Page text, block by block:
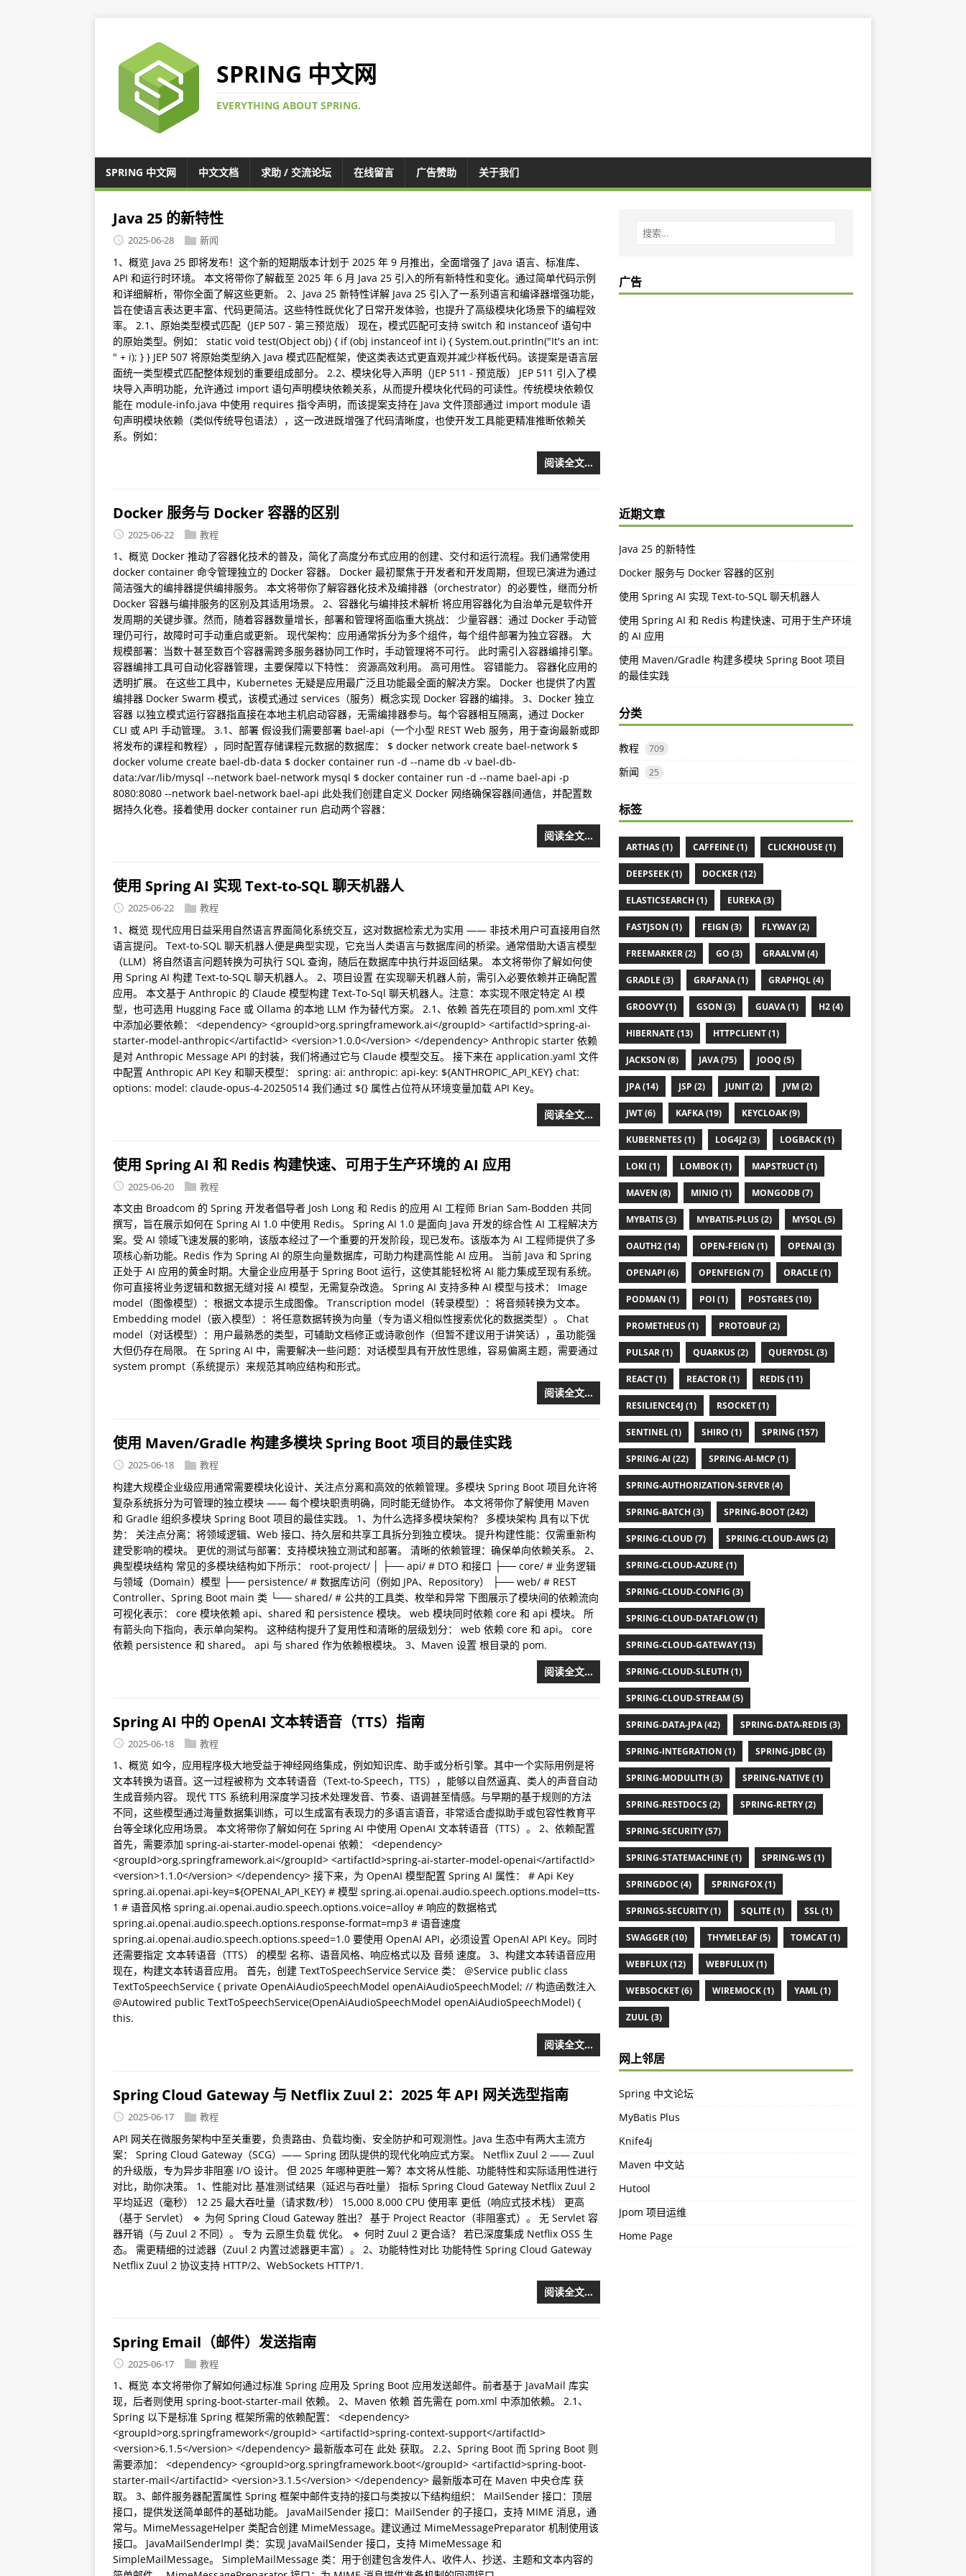
SPRING 中文网
EVERYTHING ABOUT SPRING.
SPRING 中文网 中文文档 求助 / 交流论坛 在线留言 广告赞助 关于我们
Java 25 的新特性
2025-06-28 新闻
1、概览 Java 25 即将发布！这个新的短期版本计划于 2025 年 9 月推出，全面增强了 Java 语言、标准库、
API 和运行时环境。 本文将带你了解截至 2025 年 6 月 Java 25 引入的所有新特性和变化。通过简单代码示例
和详细解析，带你全面了解这些更新。 2、Java 25 新特性详解 Java 25 引入了一系列语言和编译器增强功能，
旨在使语言表达更丰富、代码更简洁。这些特性既优化了日常开发体验，也提升了高级模块化场景下的编程效
率。 2.1、原始类型模式匹配（JEP 507 - 第三预览版） 现在，模式匹配可支持 switch 和 instanceof 语句中
的原始类型。例如： static void test(Object obj) { if (obj instanceof int i) { System.out.println("It's an int:
" + i); } } JEP 507 将原始类型纳入 Java 模式匹配框架，使这类表达式更直观并减少样板代码。该提案是语言层
面统一类型模式匹配整体规划的重要组成部分。 2.2、模块化导入声明（JEP 511 - 预览版） JEP 511 引入了模
块导入声明功能，允许通过 import 语句声明模块依赖关系，从而提升模块化代码的可读性。传统模块依赖仅
能在 module-info.java 中使用 requires 指令声明，而该提案支持在 Java 文件顶部通过 import module 语
句声明模块依赖（类似传统导包语法），这一改进既增强了代码清晰度，也使开发工具能更精准推断依赖关
系。例如：
阅读全文…
Docker 服务与 Docker 容器的区别
2025-06-22 教程
1、概览 Docker 推动了容器化技术的普及，简化了高度分布式应用的创建、交付和运行流程。我们通常使用
docker container 命令管理独立的 Docker 容器。 Docker 最初聚焦于开发者和开发周期，但现已演进为通过
简洁强大的编排器提供编排服务。 本文将带你了解容器化技术及编排器（orchestrator）的必要性，继而分析
Docker 容器与编排服务的区别及其适用场景。 2、容器化与编排技术解析 将应用容器化为自治单元是软件开
发周期的关键步骤。然而，随着容器数量增长，部署和管理将面临重大挑战： 少量容器：通过 Docker 手动管
理仍可行，故障时可手动重启或更新。 现代架构：应用通常拆分为多个组件，每个组件部署为独立容器。 大
规模部署：当数十甚至数百个容器需跨多服务器协同工作时，手动管理将不可行。 此时需引入容器编排引擎。
容器编排工具可自动化容器管理，主要保障以下特性： 资源高效利用。 高可用性。 容错能力。 容器化应用的
透明扩展。 在这些工具中，Kubernetes 无疑是应用最广泛且功能最全面的解决方案。 Docker 也提供了内置
编排器 Docker Swarm 模式，该模式通过 services（服务）概念实现 Docker 容器的编排。 3、Docker 独立
容器 以独立模式运行容器指直接在本地主机启动容器，无需编排器参与。每个容器相互隔离，通过 Docker
CLI 或 API 手动管理。 3.1、部署 假设我们需要部署 bael-api（一个小型 REST Web 服务，用于查询最新或即
将发布的课程和教程），同时配置存储课程元数据的数据库： $ docker network create bael-network $
docker volume create bael-db-data $ docker container run -d --name db -v bael-db-
data:/var/lib/mysql --network bael-network mysql $ docker container run -d --name bael-api -p
8080:8080 --network bael-network bael-api 此处我们创建自定义 Docker 网络确保容器间通信，并配置数
据持久化卷。接着使用 docker container run 启动两个容器：
阅读全文…
使用 Spring AI 实现 Text-to-SQL 聊天机器人
2025-06-22 教程
1、概览 现代应用日益采用自然语言界面简化系统交互，这对数据检索尤为实用 —— 非技术用户可直接用自然
语言提问。 Text-to-SQL 聊天机器人便是典型实现，它充当人类语言与数据库间的桥梁。通常借助大语言模型
（LLM）将自然语言问题转换为可执行 SQL 查询，随后在数据库中执行并返回结果。 本文将带你了解如何使
用 Spring AI 构建 Text-to-SQL 聊天机器人。 2、项目设置 在实现聊天机器人前，需引入必要依赖并正确配置
应用。 本文基于 Anthropic 的 Claude 模型构建 Text-To-Sql 聊天机器人。注意：本实现不限定特定 AI 模
型，也可选用 Hugging Face 或 Ollama 的本地 LLM 作为替代方案。 2.1、依赖 首先在项目的 pom.xml 文件
中添加必要依赖： <dependency> <groupId>org.springframework.ai</groupId> <artifactId>spring-ai-
starter-model-anthropic</artifactId> <version>1.0.0</version> </dependency> Anthropic starter 依赖
是对 Anthropic Message API 的封装，我们将通过它与 Claude 模型交互。 接下来在 application.yaml 文件
中配置 Anthropic API Key 和聊天模型： spring: ai: anthropic: api-key: ${ANTHROPIC_API_KEY} chat:
options: model: claude-opus-4-20250514 我们通过 ${} 属性占位符从环境变量加载 API Key。
阅读全文…
使用 Spring AI 和 Redis 构建快速、可用于生产环境的 AI 应用
2025-06-20 教程
本文由 Broadcom 的 Spring 开发者倡导者 Josh Long 和 Redis 的应用 AI 工程师 Brian Sam-Bodden 共同
撰写，旨在展示如何在 Spring AI 1.0 中使用 Redis。 Spring AI 1.0 是面向 Java 开发的综合性 AI 工程解决方
案。受 AI 领域飞速发展的影响，该版本经过了一个重要的开发阶段，现已发布。该版本为 AI 工程师提供了多
项核心新功能。Redis 作为 Spring AI 的原生向量数据库，可助力构建高性能 AI 应用。 当前 Java 和 Spring
正处于 AI 应用的黄金时期。大量企业应用基于 Spring Boot 运行，这使其能轻松将 AI 能力集成至现有系统。
你可直接将业务逻辑和数据无缝对接 AI 模型，无需复杂改造。 Spring AI 支持多种 AI 模型与技术： Image
model（图像模型）：根据文本提示生成图像。 Transcription model（转录模型）：将音频转换为文本。
Embedding model（嵌入模型）：将任意数据转换为向量（专为语义相似性搜索优化的数据类型）。 Chat
model（对话模型）：用户最熟悉的类型，可辅助文档修正或诗歌创作（但暂不建议用于讲笑话），虽功能强
大但仍存在局限。 在 Spring AI 中，需要解决一些问题：对话模型具有开放性思维，容易偏离主题，需要通过
system prompt（系统提示）来规范其响应结构和形式。
阅读全文…
使用 Maven/Gradle 构建多模块 Spring Boot 项目的最佳实践
2025-06-18 教程
构建大规模企业级应用通常需要模块化设计、关注点分离和高效的依赖管理。多模块 Spring Boot 项目允许将
复杂系统拆分为可管理的独立模块 —— 每个模块职责明确，同时能无缝协作。 本文将带你了解使用 Maven
和 Gradle 组织多模块 Spring Boot 项目的最佳实践。 1、为什么选择多模块架构？ 多模块架构 具有以下优
势： 关注点分离：将领域逻辑、Web 接口、持久层和共享工具拆分到独立模块。 提升构建性能：仅需重新构
建受影响的模块。 更优的测试与部署：支持模块独立测试和部署。 清晰的依赖管理：确保单向依赖关系。 2、
典型模块结构 常见的多模块结构如下所示： root-project/ │ ├── api/ # DTO 和接口 ├── core/ # 业务逻辑
与领域（Domain）模型 ├── persistence/ # 数据库访问（例如 JPA、Repository） ├── web/ # REST
Controller、Spring Boot main 类 └── shared/ # 公共的工具类、枚举和异常 下图展示了模块间的依赖流向
可视化表示： core 模块依赖 api、shared 和 persistence 模块。 web 模块同时依赖 core 和 api 模块。 所
有箭头向下指向，表示单向架构。 这种结构提升了复用性和清晰的层级划分： web 依赖 core 和 api。 core
依赖 persistence 和 shared。 api 与 shared 作为依赖根模块。 3、Maven 设置 根目录的 pom.
阅读全文…
Spring AI 中的 OpenAI 文本转语音（TTS）指南
2025-06-18 教程
1、概览 如今，应用程序极大地受益于神经网络集成，例如知识库、助手或分析引擎。其中一个实际用例是将
文本转换为语音。这一过程被称为 文本转语音（Text-to-Speech，TTS），能够以自然逼真、类人的声音自动
生成音频内容。 现代 TTS 系统利用深度学习技术处理发音、节奏、语调甚至情感。与早期的基于规则的方法
不同，这些模型通过海量数据集训练，可以生成富有表现力的多语言语音，非常适合虚拟助手或包容性教育平
台等全球化应用场景。 本文将带你了解如何在 Spring AI 中使用 OpenAI 文本转语音（TTS）。 2、依赖配置
首先，需要添加 spring-ai-starter-model-openai 依赖： <dependency>
<groupId>org.springframework.ai</groupId> <artifactId>spring-ai-starter-model-openai</artifactId>
<version>1.1.0</version> </dependency> 接下来，为 OpenAI 模型配置 Spring AI 属性： # Api Key
spring.ai.openai.api-key=${OPENAI_API_KEY} # 模型 spring.ai.openai.audio.speech.options.model=tts-
1 # 语音风格 spring.ai.openai.audio.speech.options.voice=alloy # 响应的数据格式
spring.ai.openai.audio.speech.options.response-format=mp3 # 语音速度
spring.ai.openai.audio.speech.options.speed=1.0 要使用 OpenAI API，必须设置 OpenAI API Key。同时
还需要指定 文本转语音（TTS） 的模型 名称、语音风格、响应格式以及 音频 速度。 3、构建文本转语音应用
现在，构建文本转语音应用。 首先，创建 TextToSpeechService Service 类： @Service public class
TextToSpeechService { private OpenAiAudioSpeechModel openAiAudioSpeechModel; // 构造函数注入
@Autowired public TextToSpeechService(OpenAiAudioSpeechModel openAiAudioSpeechModel) {
this.
阅读全文…
Spring Cloud Gateway 与 Netflix Zuul 2：2025 年 API 网关选型指南
2025-06-17 教程
API 网关在微服务架构中至关重要，负责路由、负载均衡、安全防护和可观测性。Java 生态中有两大主流方
案： Spring Cloud Gateway（SCG）—— Spring 团队提供的现代化响应式方案。 Netflix Zuul 2 —— Zuul
的升级版，专为异步非阻塞 I/O 设计。 但 2025 年哪种更胜一筹？本文将从性能、功能特性和实际适用性进行
对比，助你决策。 1、性能对比 基准测试结果（延迟与吞吐量） 指标 Spring Cloud Gateway Netflix Zuul 2
平均延迟（毫秒） 12 25 最大吞吐量（请求数/秒） 15,000 8,000 CPU 使用率 更低（响应式技术栈） 更高
（基于 Servlet） 🔹 为何 Spring Cloud Gateway 胜出？ 基于 Project Reactor（非阻塞式）。 无 Servlet 容
器开销（与 Zuul 2 不同）。 专为 云原生负载 优化。 🔹 何时 Zuul 2 更合适？ 若已深度集成 Netflix OSS 生
态。 需更精细的过滤器（Zuul 2 内置过滤器更丰富）。 2、功能特性对比 功能特性 Spring Cloud Gateway
Netflix Zuul 2 协议支持 HTTP/2、WebSockets HTTP/1.
阅读全文…
Spring Email（邮件）发送指南
2025-06-17 教程
1、概览 本文将带你了解如何通过标准 Spring 应用及 Spring Boot 应用发送邮件。前者基于 JavaMail 库实
现，后者则使用 spring-boot-starter-mail 依赖。 2、Maven 依赖 首先需在 pom.xml 中添加依赖。 2.1、
Spring 以下是标准 Spring 框架所需的依赖配置： <dependency>
<groupId>org.springframework</groupId> <artifactId>spring-context-support</artifactId>
<version>6.1.5</version> </dependency> 最新版本可在 此处 获取。 2.2、Spring Boot 而 Spring Boot 则
需要添加： <dependency> <groupId>org.springframework.boot</groupId> <artifactId>spring-boot-
starter-mail</artifactId> <version>3.1.5</version> </dependency> 最新版本可在 Maven 中央仓库 获
取。 3、邮件服务器配置属性 Spring 框架中邮件支持的接口与类按以下结构组织： MailSender 接口：顶层
接口，提供发送简单邮件的基础功能。 JavaMailSender 接口：MailSender 的子接口，支持 MIME 消息，通
常与。MimeMessageHelper 类配合创建 MimeMessage。建议通过 MimeMessagePreparator 机制使用该
接口。 JavaMailSenderImpl 类：实现 JavaMailSender 接口，支持 MimeMessage 和
SimpleMailMessage。 SimpleMailMessage 类：用于创建包含发件人、收件人、抄送、主题和文本内容的
广告
近期文章
Java 25 的新特性
Docker 服务与 Docker 容器的区别
使用 Spring AI 实现 Text-to-SQL 聊天机器人
使用 Spring AI 和 Redis 构建快速、可用于生产环境
的 AI 应用
使用 Maven/Gradle 构建多模块 Spring Boot 项目
的最佳实践
分类
教程 709
新闻 25
标签
ARTHAS (1) CAFFEINE (1) CLICKHOUSE (1)
DEEPSEEK (1) DOCKER (12)
ELASTICSEARCH (1) EUREKA (3)
FASTJSON (1) FEIGN (3) FLYWAY (2)
FREEMARKER (2) GO (3) GRAALVM (4)
GRADLE (3) GRAFANA (1) GRAPHQL (4)
GROOVY (1) GSON (3) GUAVA (1) H2 (4)
HIBERNATE (13) HTTPCLIENT (1)
JACKSON (8) JAVA (75) JOOQ (5)
JPA (14) JSP (2) JUNIT (2) JVM (2)
JWT (6) KAFKA (19) KEYCLOAK (9)
KUBERNETES (1) LOG4J2 (3) LOGBACK (1)
LOKI (1) LOMBOK (1) MAPSTRUCT (1)
MAVEN (8) MINIO (1) MONGODB (7)
MYBATIS (3) MYBATIS-PLUS (2) MYSQL (5)
OAUTH2 (14) OPEN-FEIGN (1) OPENAI (3)
OPENAPI (6) OPENFEIGN (7) ORACLE (1)
PODMAN (1) POI (1) POSTGRES (10)
PROMETHEUS (1) PROTOBUF (2)
PULSAR (1) QUARKUS (2) QUERYDSL (3)
REACT (1) REACTOR (1) REDIS (11)
RESILIENCE4J (1) RSOCKET (1)
SENTINEL (1) SHIRO (1) SPRING (157)
SPRING-AI (22) SPRING-AI-MCP (1)
SPRING-AUTHORIZATION-SERVER (4)
SPRING-BATCH (3) SPRING-BOOT (242)
SPRING-CLOUD (7) SPRING-CLOUD-AWS (2)
SPRING-CLOUD-AZURE (1)
SPRING-CLOUD-CONFIG (3)
SPRING-CLOUD-DATAFLOW (1)
SPRING-CLOUD-GATEWAY (13)
SPRING-CLOUD-SLEUTH (1)
SPRING-CLOUD-STREAM (5)
SPRING-DATA-JPA (42) SPRING-DATA-REDIS (3)
SPRING-INTEGRATION (1) SPRING-JDBC (3)
SPRING-MODULITH (3) SPRING-NATIVE (1)
SPRING-RESTDOCS (2) SPRING-RETRY (2)
SPRING-SECURITY (57)
SPRING-STATEMACHINE (1) SPRING-WS (1)
SPRINGDOC (4) SPRINGFOX (1)
SPRINGS-SECURITY (1) SQLITE (1) SSL (1)
SWAGGER (10) THYMELEAF (5) TOMCAT (1)
WEBFLUX (12) WEBFULUX (1)
WEBSOCKET (6) WIREMOCK (1) YAML (1)
ZUUL (3)
网上邻居
Spring 中文论坛
MyBatis Plus
Knife4j
Maven 中文站
Hutool
Jpom 项目运维
Home Page